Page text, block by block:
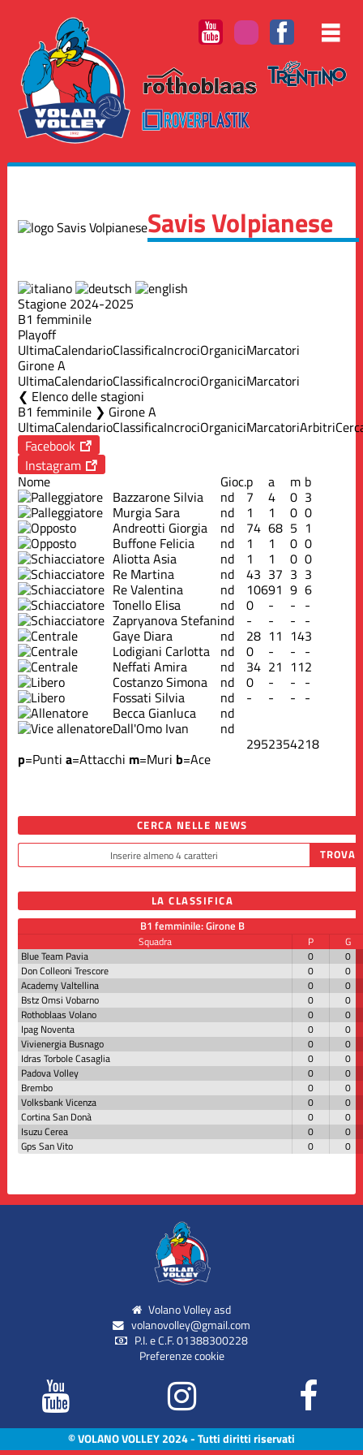
Savis Volpianese
Stagione 2024-2025
B1 femminile
Playoff
UltimaCalendarioClassificaIncrociOrganiciMarcatori
Girone A
UltimaCalendarioClassificaIncrociOrganiciMarcatori
Elenco delle stagioni
B1 femminile ❯ Girone A
UltimaCalendarioClassificaIncrociOrganiciMarcatoriArbitri
Facebook
Instagram
Nome
Gioc.p a m b
Bazzarone Silvia nd 7 4 0 3
Murgia Sara nd 1 1 0 0
Andreotti Giorgia nd 74 68 5 1
Buffone Felicia nd 1 1 0 0
Aliotta Asia nd 1 1 0 0
Re Martina nd 43 37 3 3
Re Valentina nd 10691 9 6
Tonello Elisa nd 0 - - -
Zapryanova Stefanind - - - -
Gaye Diara nd 28 11 143
Lodigiani Carlotta nd 0 - - -
Neffati Amira nd 34 21 112
Costanzo Simona nd 0 - - -
Fossati Silvia nd - - - -
Becca Gianluca nd
Dall'Omo Ivan nd
2952354218
p=Punti a=Attacchi m=Muri b=Ace
CERCA NELLE NEWS
LA CLASSIFICA
B1 femminile: Girone B
Squadra P
G
Blue Team Pavia
0
0
Don Colleoni Trescore
0
0
Academy Valtellina
0
0
Bstz Omsi Vobarno
0
0
Rothoblaas Volano
0
0
Ipag Noventa
0
0
Vivienergia Busnago
0
0
Idras Torbole Casaglia
0
0
Padova Volley
0
0
Brembo
0
0
Volksbank Vicenza
0
0
Cortina San Donà
0
0
Isuzu Cerea
0
0
Gps San Vito
0 0
Volano Volley asd
volanovolley@gmail.com
P.I. e C.F. 01388300228
Preferenze cookie
© VOLANO VOLLEY 2024 - Tutti diritti riservati